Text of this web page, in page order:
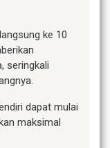
ke 10
seringkali
dapat mulai
maksimal